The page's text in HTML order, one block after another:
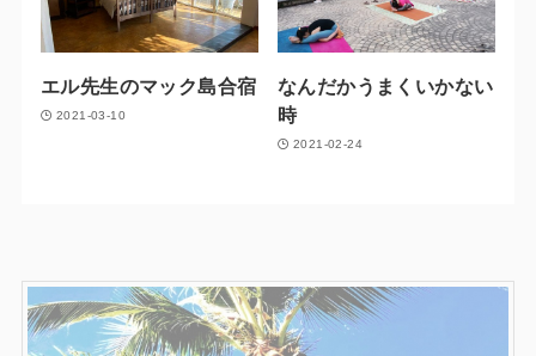
エル先生のマック島合宿
2021-03-10
なんだかうまくいかない
時
2021-02-24